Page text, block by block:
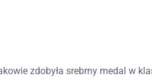
zdobyła srebrny medal w